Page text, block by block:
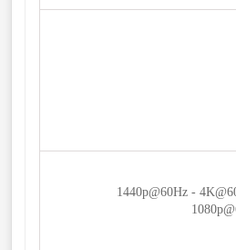
1440p@60Hz -